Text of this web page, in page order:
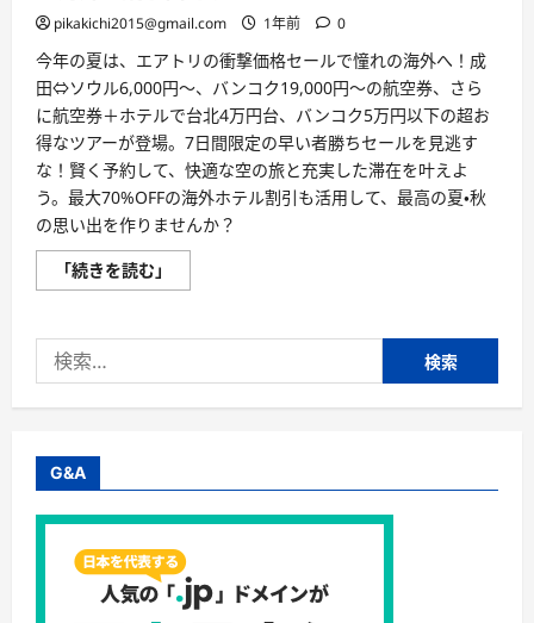
pikakichi2015@gmail.com 1年前 0
今年の夏は、エアトリの衝撃価格セールで憧れの海外へ！成
田⇔ソウル6,000円～、バンコク19,000円～の航空券、さら
に航空券＋ホテルで台北4万円台、バンコク5万円以下の超お
得なツアーが登場。7日間限定の早い者勝ちセールを見逃す
な！賢く予約して、快適な空の旅と充実した滞在を叶えよ
う。最大70%OFFの海外ホテル割引も活用して、最高の夏・秋
の思い出を作りませんか？
「続きを読む」
撃
別
エ
ア
年
夏
憧
れ
の
海
索:
G&A